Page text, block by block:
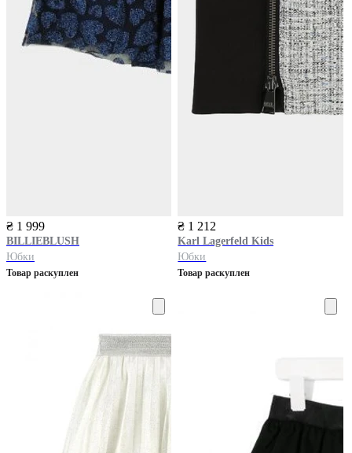
₴ 1 999
BILLIEBLUSH
Юбки
Товар раскуплен
₴ 1 212
Karl Lagerfeld Kids
Юбки
Товар раскуплен